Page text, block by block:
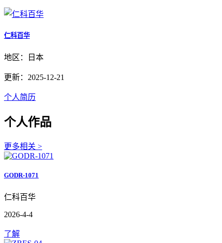
仁科百华
地区：日本
更新：2025-12-21
个人简历
个人作品
更多相关 >
GODR-1071
仁科百华
2026-4-4
了解